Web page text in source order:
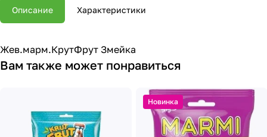
Описание Характеристики
Жев.марм.КрутФрут Змейка
Вам также может понравиться
Новинка